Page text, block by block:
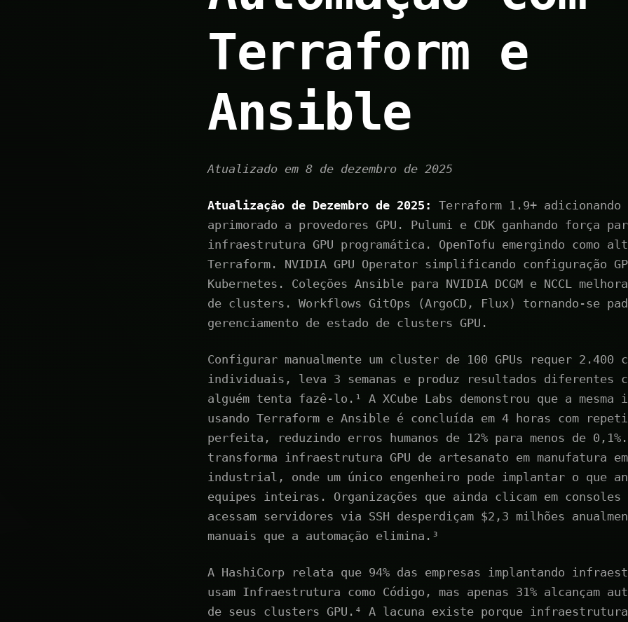
Terraform e
Ansible
Atualizado em 8 de dezembro de 2025
Atualização de Dezembro de 2025:
Terraform 1.9+ adicionando
aprimorado a provedores GPU. Pulumi e CDK ganhando força
infraestrutura GPU programática. OpenTofu emergindo como
Terraform. NVIDIA GPU Operator simplificando configuração
Kubernetes. Coleções Ansible para NVIDIA DCGM e NCCL
de clusters. Workflows GitOps (ArgoCD, Flux) tornando-se
gerenciamento de estado de clusters GPU.
Configurar manualmente um cluster de 100 GPUs requer 2.400
individuais, leva 3 semanas e produz resultados diferentes
alguém tenta fazê-lo.¹ A XCube Labs demonstrou que a mesma
usando Terraform e Ansible é concluída em 4 horas com
perfeita, reduzindo erros humanos de 12% para menos de
transforma infraestrutura GPU de artesanato em manufatura
industrial, onde um único engenheiro pode implantar o que
equipes inteiras. Organizações que ainda clicam em consoles
acessam servidores via SSH desperdiçam $2,3 milhões
manuais que a automação elimina.³
A HashiCorp relata que 94% das empresas implantando
usam Infraestrutura como Código, mas apenas 31% alcançam
de seus clusters GPU.⁴ A lacuna existe porque infraestrutura